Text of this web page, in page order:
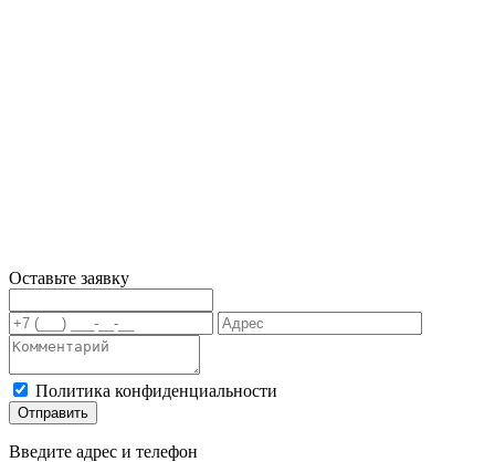
Оставьте заявку
Политика конфиденциальности
Отправить
Введите адрес и телефон